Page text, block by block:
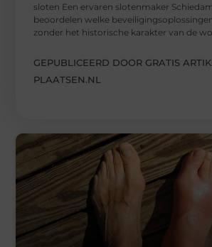
sloten Een ervaren slotenmaker
beoordelen welke
zonder het historische karakter van de
GEPUBLICEERD DOOR GRATIS
PLAATSEN.NL